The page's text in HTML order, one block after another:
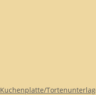
Kuchenplatte/